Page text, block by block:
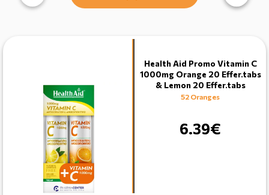
Health Aid Promo Vitamin C
1000mg Orange 20 Effer.tabs
& Lemon 20 Effer.tabs
52 Oranges
6.39€